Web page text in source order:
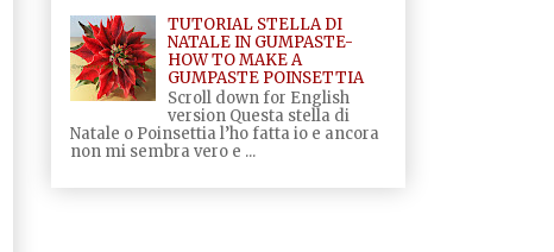
TUTORIAL STELLA DI
NATALE IN GUMPASTE-
HOW TO MAKE A
GUMPASTE POINSETTIA
Scroll down for English
version Questa stella di
Natale o Poinsettia l’ho fatta io e ancora
non mi sembra vero e ...